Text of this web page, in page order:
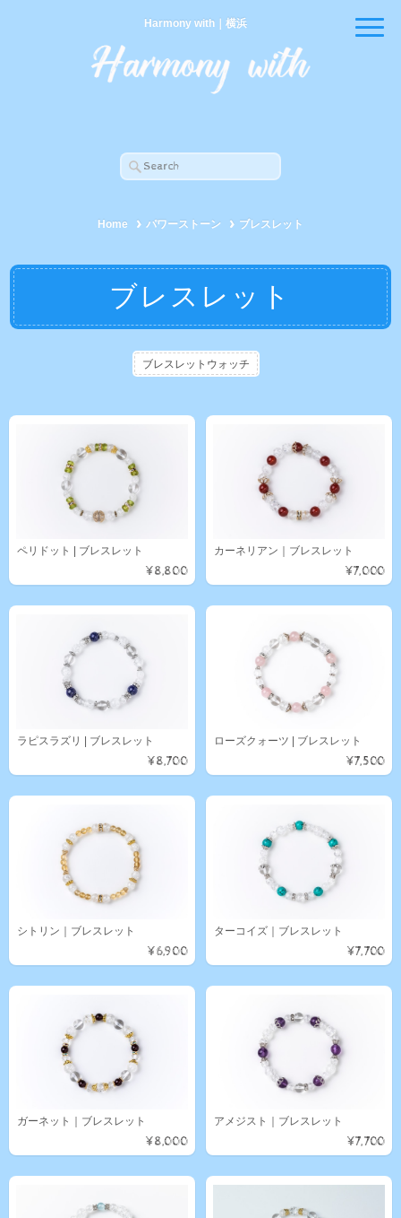
Harmony with｜横浜
Home パワーストーン ブレスレット
ブレスレット
ブレスレットウォッチ
ペリドット | ブレスレット
¥8,800
カーネリアン｜ブレスレット
¥7,000
ラピスラズリ | ブレスレット
¥8,700
ローズクォーツ | ブレスレット
¥7,500
シトリン｜ブレスレット
¥6,900
ターコイズ｜ブレスレット
¥7,700
ガーネット｜ブレスレット
¥8,000
アメジスト｜ブレスレット
¥7,700